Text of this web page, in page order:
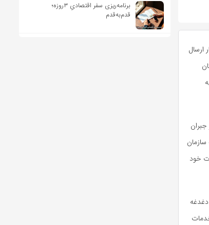
ارسال
خود
برنامه‌ریزی سفر اقتصادیِ ۳روزه؛
قدم‌به‌قدم